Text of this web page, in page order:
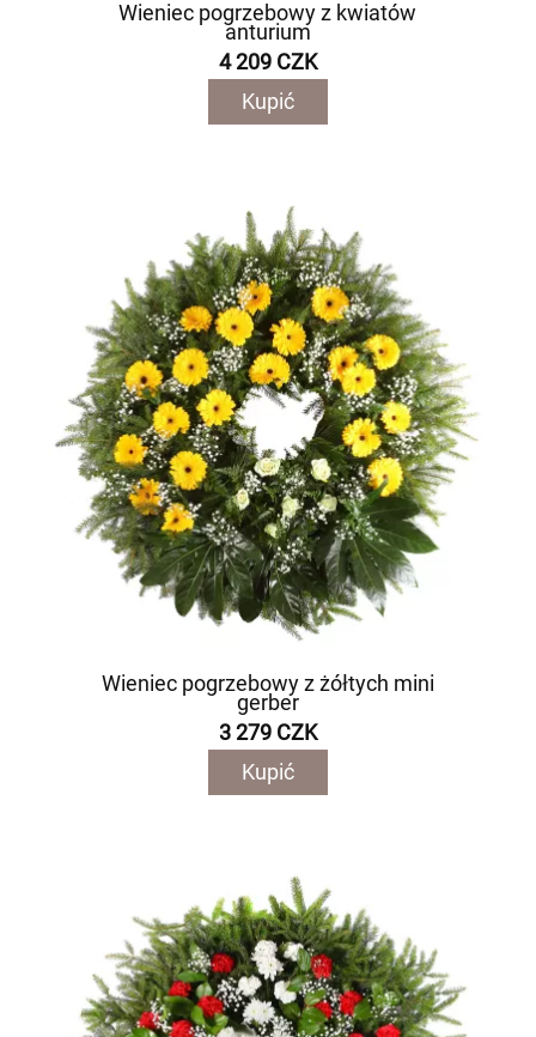
Wieniec pogrzebowy z kwiatów
anturium
4 209 CZK
Kupić
Wieniec pogrzebowy z żółtych mini
gerber
3 279 CZK
Kupić